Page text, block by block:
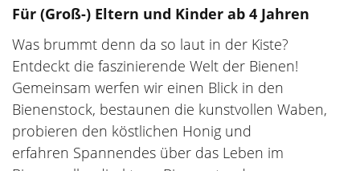
Aktiv durch die Ferien
Veranstaltungsorte
Ermäßigungen und Zuschüsse
Die Kursleiter
wellcome
Hebammen
Aktuelle Stellenangebote
Für (Groß-) Eltern und Kinder ab 4 Jahren
Was brummt denn da so laut in der Kiste?
Entdeckt die faszinierende Welt der Bienen!
Gemeinsam werfen wir einen Blick in den
Bienenstock, bestaunen die kunstvollen Waben,
probieren den köstlichen Honig und
erfahren Spannendes über das Leben im